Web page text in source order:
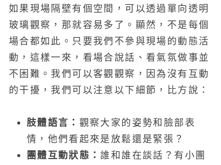
如果現場隔壁有個空間，可以透過單向透明
玻璃觀察，那就容易多了。顯然，不是每個
場合都如此。只要我們不參與現場的動態活
動，這樣一來，看場合說話、看氣氛做事並
不困難。我們可以客觀觀察，因為沒有互動
的干擾，我們可以注意以下細節，比方說：
肢體語言： 觀察大家的姿勢和臉部表
情，他們看起來是放鬆還是緊張？
團體互動狀態：誰和誰在談話？有小團